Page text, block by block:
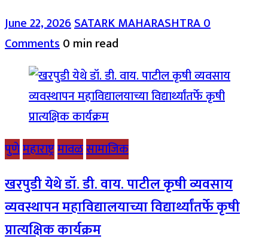
June 22, 2026SATARK MAHARASHTRA0
Comments0 min read
पुणेमहाराष्ट्रमावळसामाजिक
खरपुडी येथे डॉ. डी. वाय. पाटील कृषी व्यवसाय
व्यवस्थापन महाविद्यालयाच्या विद्यार्थ्यांतर्फे कृषी
प्रात्यक्षिक कार्यक्रम